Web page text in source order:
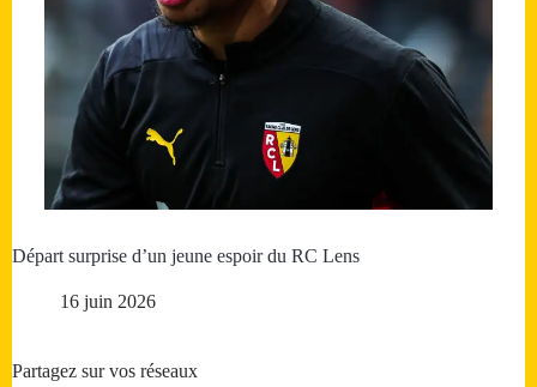
Départ surprise d’un jeune espoir du RC Lens
16 juin 2026
Partagez sur vos réseaux